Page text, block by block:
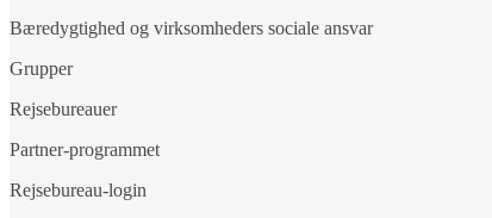
Bæredygtighed og virksomheders sociale ansvar
Grupper
Rejsebureauer
Partner-programmet
Rejsebureau-login